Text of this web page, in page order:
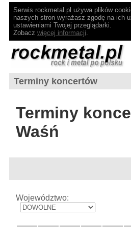
Serwis rockmetal.pl używa plików
naszych stron wyrażasz zgodę na ich
ustawieniami Twojej przeglądarki.
Zobacz więcej informacji.
Terminy koncertów
Terminy
Waśń
Województwo: